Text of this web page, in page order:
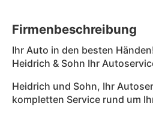
Firmenbeschreibung
Ihr Auto in den besten
Heidrich & Sohn Ihr
Heidrich und Sohn, Ihr
kompletten Service rund um